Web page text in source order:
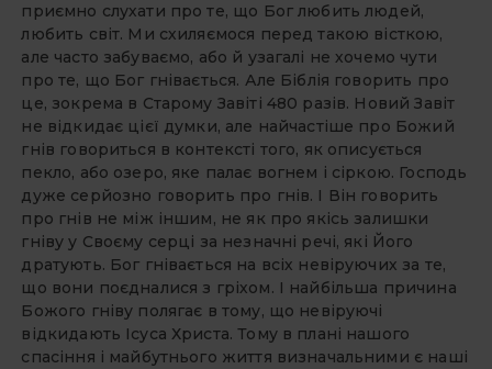
приємно слухати про те, що Бог любить людей,
любить світ. Ми схиляємося перед такою вісткою,
але часто забуваємо, або й узагалі не хочемо чути
про те, що Бог гнівається. Але Біблія говорить про
це, зокрема в Старому Завіті 480 разів. Новий Завіт
не відкидає цієї думки, але найчастіше про Божий
гнів говориться в контексті того, як описується
пекло, або озеро, яке палає вогнем і сіркою. Господь
дуже серйозно говорить про гнів. І Він говорить
про гнів не між іншим, не як про якісь залишки
гніву у Своєму серці за незначні речі, які Його
дратують. Бог гнівається на всіх невіруючих за те,
що вони поєдналися з гріхом. І найбільша причина
Божого гніву полягає в тому, що невіруючі
відкидають Ісуса Христа. Тому в плані нашого
спасіння і майбутнього життя визначальними є наші